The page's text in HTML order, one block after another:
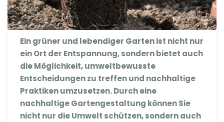
Ein grüner und lebendiger Garten ist nicht nur
ein Ort der Entspannung, sondern bietet auch
die Möglichkeit, umweltbewusste
Entscheidungen zu treffen und nachhaltige
Praktiken umzusetzen. Durch eine
nachhaltige Gartengestaltung können Sie
nicht nur die Umwelt schützen, sondern auch